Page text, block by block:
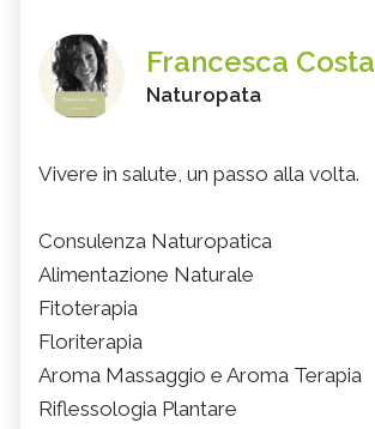
Francesca Costa
Naturopata
Vivere in salute, un passo alla volta.
Consulenza Naturopatica
Alimentazione Naturale
Fitoterapia
Floriterapia
Aroma Massaggio e Aroma Terapia
Riflessologia Plantare